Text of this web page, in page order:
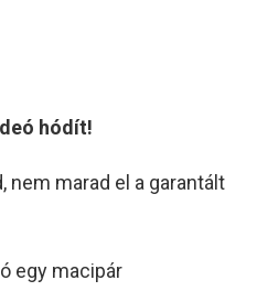
hódít!
nem marad el a garantált
egy macipár